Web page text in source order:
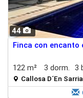
44
Finca con encanto
122 m² 3 dorm. 3
Callosa D´En